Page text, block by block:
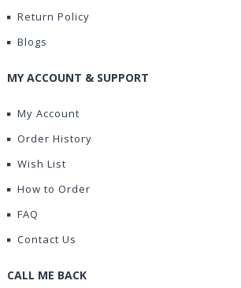
Return Policy
Blogs
MY ACCOUNT & SUPPORT
My Account
Order History
Wish List
How to Order
FAQ
Contact Us
CALL ME BACK